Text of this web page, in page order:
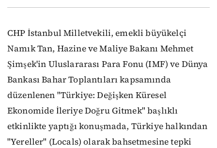
CHP İstanbul Milletvekili, emekli büyükelçi
Namık Tan, Hazine ve Maliye Bakanı Mehmet
Şimşek'in Uluslararası Para Fonu (IMF) ve Dünya
Bankası Bahar Toplantıları kapsamında
düzenlenen "Türkiye: Değişken Küresel
Ekonomide İleriye Doğru Gitmek" başlıklı
etkinlikte yaptığı konuşmada, Türkiye halkından
"Yereller" (Locals) olarak bahsetmesine tepki